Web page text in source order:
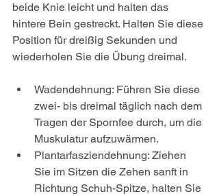
beide Knie leicht und halten das
hintere Bein gestreckt. Halten Sie diese
Position für dreißig Sekunden und
wiederholen Sie die Übung dreimal.
Wadendehnung: Führen Sie diese
zwei- bis dreimal täglich nach dem
Tragen der Spornfee durch, um die
Muskulatur aufzuwärmen.
Plantarfasziendehnung: Ziehen
Sie im Sitzen die Zehen sanft in
Richtung Schuh-Spitze, halten Sie